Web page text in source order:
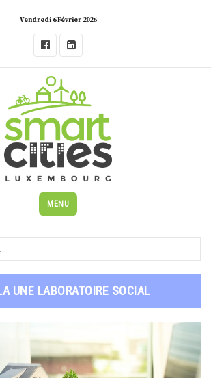
Vendredi 6 Février 2026
MENU
UNE LABORATOIRE SOCIAL